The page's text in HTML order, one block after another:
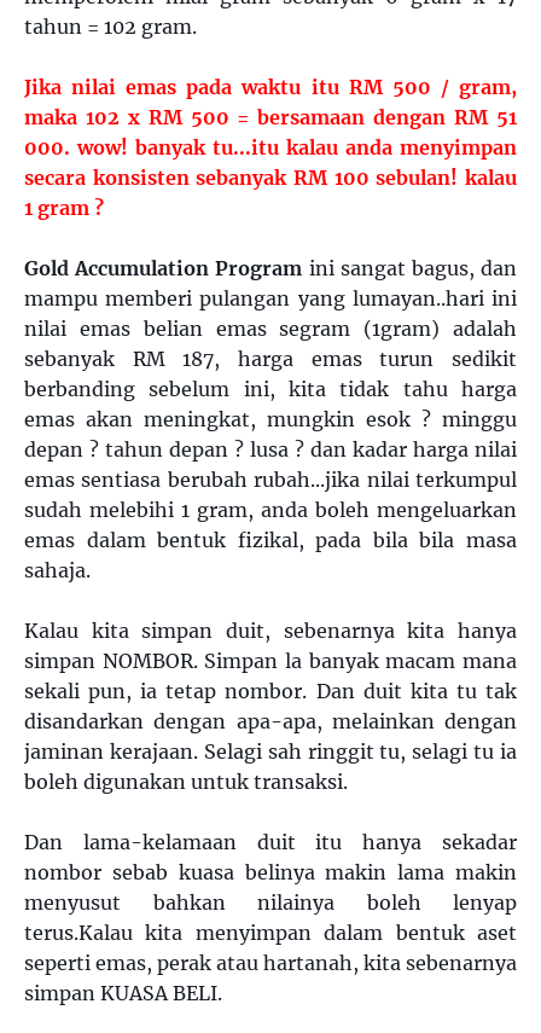
tahun = 102 gram.
Jika nilai emas pada waktu itu RM 500 / gram,
maka 102 x RM 500 = bersamaan dengan RM 51
000. wow! banyak tu...itu kalau anda menyimpan
secara konsisten sebanyak RM 100 sebulan! kalau
1 gram ?
Gold Accumulation Program ini sangat bagus, dan
mampu memberi pulangan yang lumayan..hari ini
nilai emas belian emas segram (1gram) adalah
sebanyak RM 187, harga emas turun sedikit
berbanding sebelum ini, kita tidak tahu harga
emas akan meningkat, mungkin esok ? minggu
depan ? tahun depan ? lusa ? dan kadar harga nilai
emas sentiasa berubah rubah...jika nilai terkumpul
sudah melebihi 1 gram, anda boleh mengeluarkan
emas dalam bentuk fizikal, pada bila bila masa
sahaja.
Kalau kita simpan duit, sebenarnya kita hanya
simpan NOMBOR. Simpan la banyak macam mana
sekali pun, ia tetap nombor. Dan duit kita tu tak
disandarkan dengan apa-apa, melainkan dengan
jaminan kerajaan. Selagi sah ringgit tu, selagi tu ia
boleh digunakan untuk transaksi.
Dan lama-kelamaan duit itu hanya sekadar
nombor sebab kuasa belinya makin lama makin
menyusut bahkan nilainya boleh lenyap
terus.Kalau kita menyimpan dalam bentuk aset
seperti emas, perak atau hartanah, kita sebenarnya
simpan KUASA BELI.